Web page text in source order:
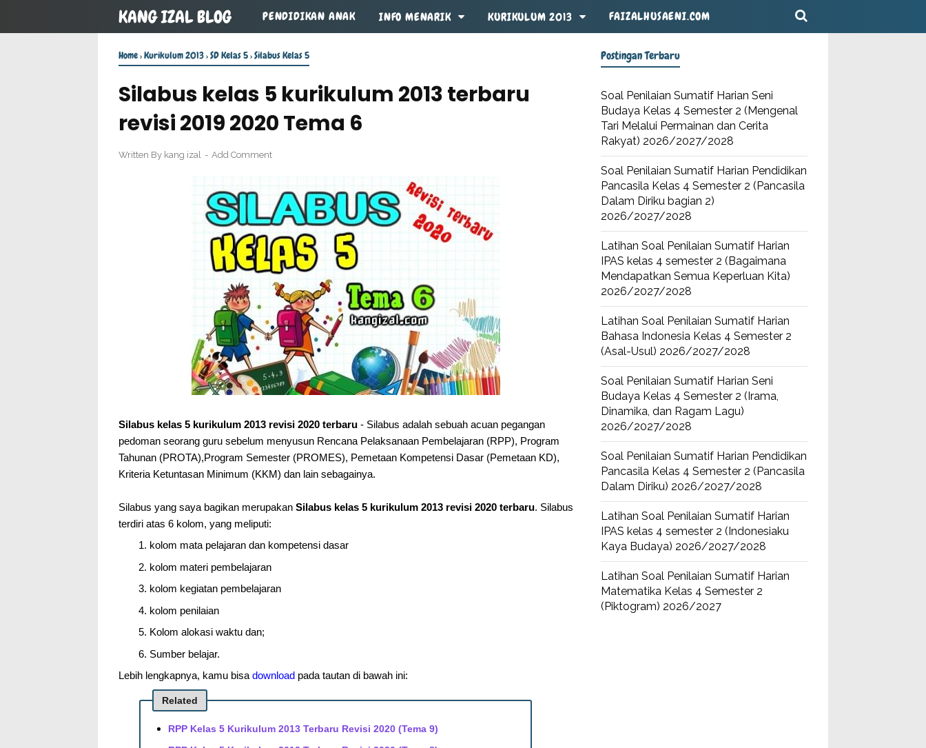
KANG IZAL BLOG PENDIDIKAN ANAK INFO MENARIK KURIKULUM 2013 FAIZALHUSAENI.COM
Home›Kurikulum 2013›SD Kelas 5›Silabus Kelas 5
Silabus kelas 5 kurikulum 2013 terbaru
revisi 2019 2020 Tema 6
Written By kang izal Add Comment
Silabus kelas 5 kurikulum 2013 revisi 2020 terbaru - Silabus adalah sebuah acuan pegangan
pedoman seorang guru sebelum menyusun Rencana Pelaksanaan Pembelajaran (RPP), Program
Tahunan (PROTA),Program Semester (PROMES), Pemetaan Kompetensi Dasar (Pemetaan KD),
Kriteria Ketuntasan Minimum (KKM) dan lain sebagainya.
Silabus yang saya bagikan merupakan Silabus kelas 5 kurikulum 2013 revisi 2020 terbaru. Silabus
terdiri atas 6 kolom, yang meliputi:
kolom mata pelajaran dan kompetensi dasar
kolom materi pembelajaran
kolom kegiatan pembelajaran
kolom penilaian
Kolom alokasi waktu dan;
Sumber belajar.
Lebih lengkapnya, kamu bisa download pada tautan di bawah ini:
Related
RPP Kelas 5 Kurikulum 2013 Terbaru Revisi 2020 (Tema 9)
Postingan Terbaru
Soal Penilaian Sumatif Harian Seni
Budaya Kelas 4 Semester 2 (Mengenal
Tari Melalui Permainan dan Cerita
Rakyat) 2026/2027/2028
Soal Penilaian Sumatif Harian Pendidikan
Pancasila Kelas 4 Semester 2 (Pancasila
Dalam Diriku bagian 2)
2026/2027/2028
Latihan Soal Penilaian Sumatif Harian
IPAS kelas 4 semester 2 (Bagaimana
Mendapatkan Semua Keperluan Kita)
2026/2027/2028
Latihan Soal Penilaian Sumatif Harian
Bahasa Indonesia Kelas 4 Semester 2
(Asal-Usul) 2026/2027/2028
Soal Penilaian Sumatif Harian Seni
Budaya Kelas 4 Semester 2 (Irama,
Dinamika, dan Ragam Lagu)
2026/2027/2028
Soal Penilaian Sumatif Harian Pendidikan
Pancasila Kelas 4 Semester 2 (Pancasila
Dalam Diriku) 2026/2027/2028
Latihan Soal Penilaian Sumatif Harian
IPAS kelas 4 semester 2 (Indonesiaku
Kaya Budaya) 2026/2027/2028
Latihan Soal Penilaian Sumatif Harian
Matematika Kelas 4 Semester 2
(Piktogram) 2026/2027